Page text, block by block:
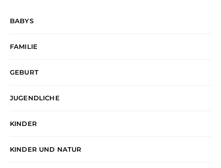
BABYS
FAMILIE
GEBURT
JUGENDLICHE
KINDER
KINDER UND NATUR